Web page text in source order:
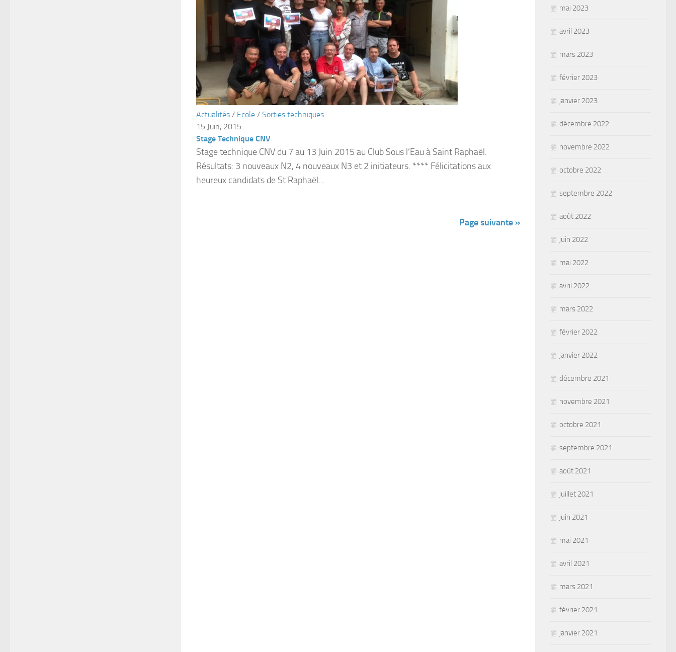
Actualités / Ecole / Sorties techniques
15 Juin, 2015
Stage Technique CNV
Stage technique CNV du 7 au 13 Juin 2015 au Club Sous l’Eau à Saint Raphaël.
Résultats: 3 nouveaux N2, 4 nouveaux N3 et 2 initiateurs. **** Félicitations aux
heureux candidats de St Raphaël...
Page suivante »
mai 2023
avril 2023
mars 2023
février 2023
janvier 2023
décembre 2022
novembre 2022
octobre 2022
septembre 2022
août 2022
juin 2022
mai 2022
avril 2022
mars 2022
février 2022
janvier 2022
décembre 2021
novembre 2021
octobre 2021
septembre 2021
août 2021
juillet 2021
juin 2021
mai 2021
avril 2021
mars 2021
février 2021
janvier 2021